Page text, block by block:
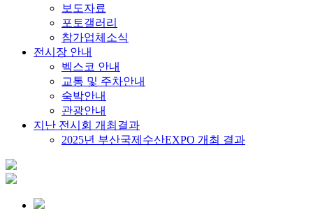
보도자료
포토갤러리
참가업체소식
전시장 안내
벡스코 안내
교통 및 주차안내
숙박안내
관광안내
지난 전시회 개최결과
2025년 부산국제수산EXPO 개최 결과